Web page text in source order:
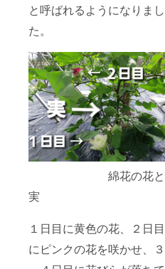
と呼ばれるようになりまし
た。
綿花の花と
実
１日目に黄色の花、２日目
にピンクの花を咲かせ、３